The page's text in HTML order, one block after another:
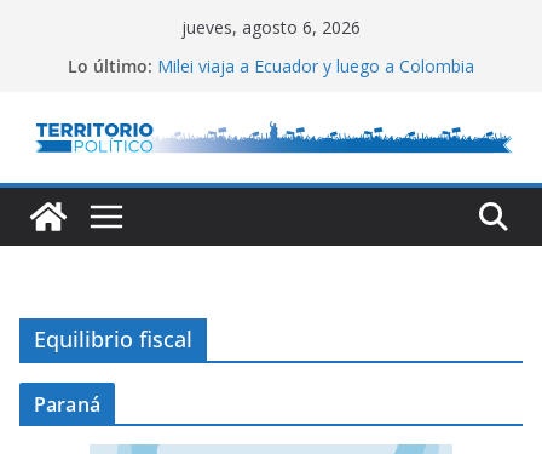
jueves, agosto 6, 2026
Lo último: Milei viaja a Ecuador y luego a Colombia
Reservas del Central: gran aumento
Equilibrio fiscal
Paraná